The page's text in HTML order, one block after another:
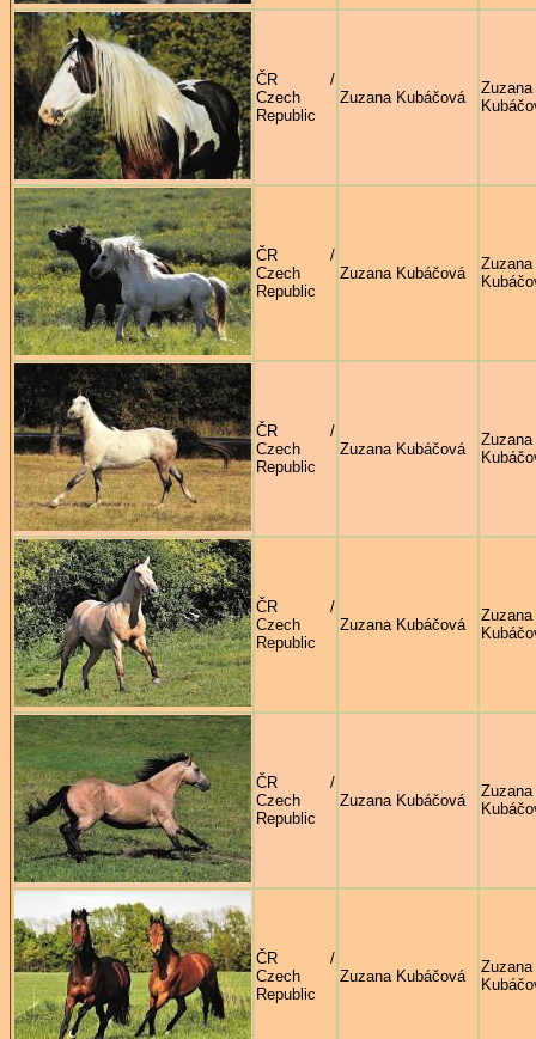
ČR /
Czech
Republic
Zuzana Kubáčová
Zuzana
ČR /
Czech
Republic
Zuzana Kubáčová
Zuzana
ČR /
Czech
Republic
Zuzana Kubáčová
Zuzana
ČR /
Czech
Republic
Zuzana Kubáčová
Zuzana
ČR /
Czech
Republic
Zuzana Kubáčová
Zuzana
ČR /
Czech
Republic
Zuzana Kubáčová
Zuzana